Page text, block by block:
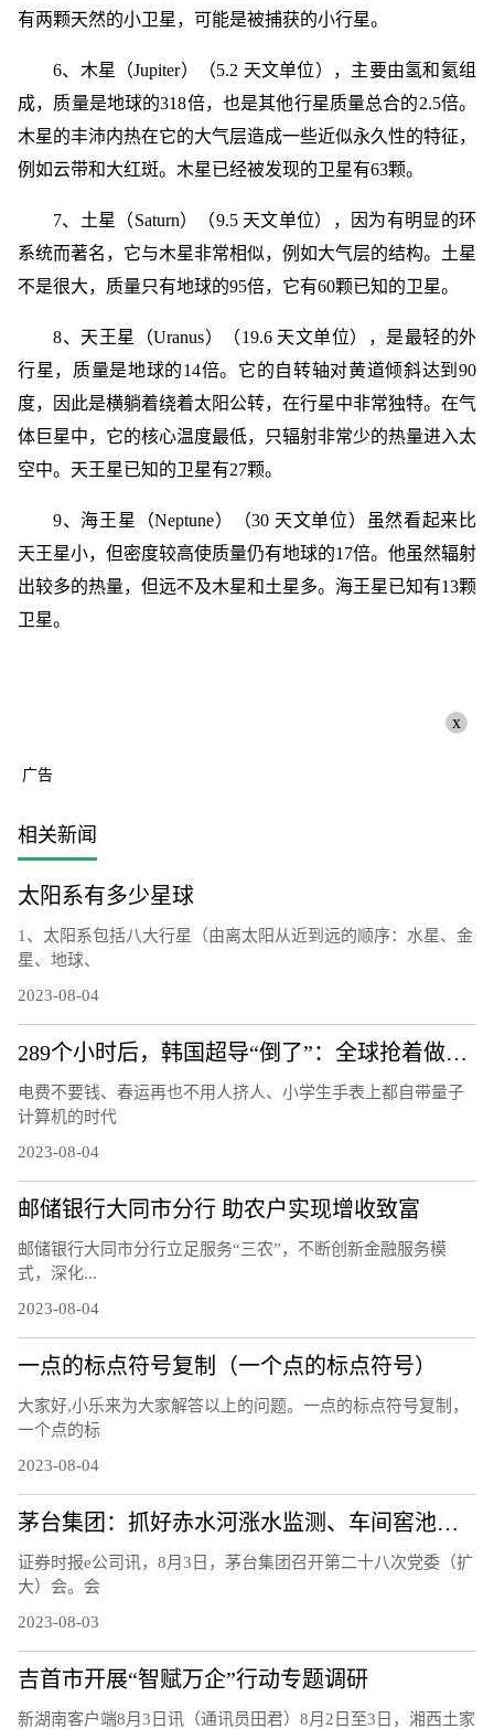
有两颗天然的小卫星，可能是被捕获的小行星。
6、木星（Jupiter）（5.2 天文单位），主要由氢和氦组
成，质量是地球的318倍，也是其他行星质量总合的2.5倍。
木星的丰沛内热在它的大气层造成一些近似永久性的特征，
例如云带和大红斑。木星已经被发现的卫星有63颗。
7、土星（Saturn）（9.5 天文单位），因为有明显的环
系统而著名，它与木星非常相似，例如大气层的结构。土星
不是很大，质量只有地球的95倍，它有60颗已知的卫星。
8、天王星（Uranus）（19.6 天文单位），是最轻的外
行星，质量是地球的14倍。它的自转轴对黄道倾斜达到90
度，因此是横躺着绕着太阳公转，在行星中非常独特。在气
体巨星中，它的核心温度最低，只辐射非常少的热量进入太
空中。天王星已知的卫星有27颗。
9、海王星（Neptune）（30 天文单位）虽然看起来比
天王星小，但密度较高使质量仍有地球的17倍。他虽然辐射
出较多的热量，但远不及木星和土星多。海王星已知有13颗
卫星。
x
广告
相关新闻
太阳系有多少星球
1、太阳系包括八大行星（由离太阳从近到远的顺序：水星、金
星、地球、
2023-08-04
289个小时后，韩国超导“倒了”：全球抢着做的复现实验还做吗
电费不要钱、春运再也不用人挤人、小学生手表上都自带量子
计算机的时代
2023-08-04
邮储银行大同市分行 助农户实现增收致富
邮储银行大同市分行立足服务“三农”，不断创新金融服务模
式，深化...
2023-08-04
一点的标点符号复制（一个点的标点符号）
大家好,小乐来为大家解答以上的问题。一点的标点符号复制，
一个点的标
2023-08-04
茅台集团：抓好赤水河涨水监测、车间窖池防汛等工作
证券时报e公司讯，8月3日，茅台集团召开第二十八次党委（扩
大）会。会
2023-08-03
吉首市开展“智赋万企”行动专题调研
新湖南客户端8月3日讯（通讯员田君）8月2日至3日，湘西土家